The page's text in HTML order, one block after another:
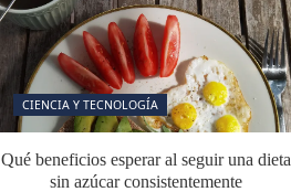
CIENCIA Y TECNOLOGÍA
Qué beneficios esperar al seguir una dieta
sin azúcar consistentemente